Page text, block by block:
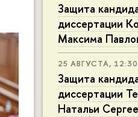
Защита
диссертации
Максима
25 АВГУСТА, 12:30
Защита
диссертации
Натальи